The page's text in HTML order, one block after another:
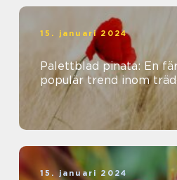
15. januari 2024
Palettblad pinata: En
populär trend inom
15. januari 2024